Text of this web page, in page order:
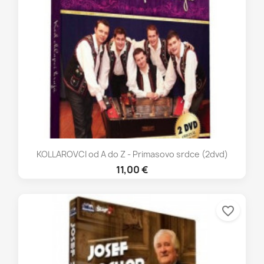
KOLLAROVCI od A do Z - Primasovo srdce (2dvd)
11,00 €
favorite_border